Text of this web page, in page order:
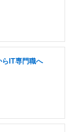
IT専門職へ